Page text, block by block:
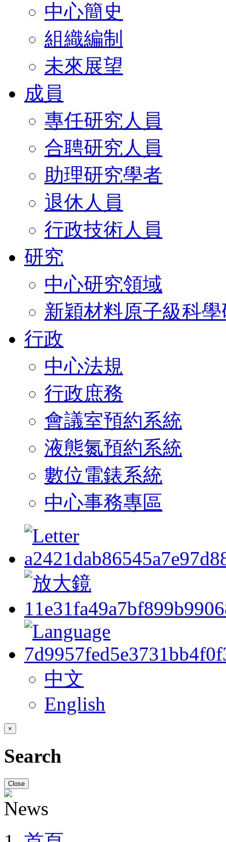
中心簡史
組織編制
未來展望
成員
專任研究人員
合聘研究人員
助理研究學者
退休人員
行政技術人員
研究
中心研究領域
新穎材料原子級科
行政
中心法規
行政庶務
會議室預約系統
液態氮預約系統
數位電錶系統
中心事務專區
中文
English
×
Search
Close